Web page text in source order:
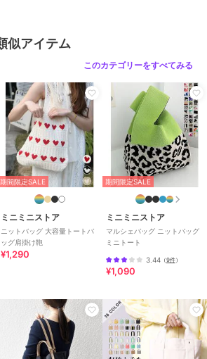
リエステル
商品のお取り扱い方法
中国製
似アイテム
このカテゴリーをすべてみる
期間限定SALE
ミニミニストア
ニットバッグ 大容量トートバ
ッグ肩掛け鞄
¥1,290
期間限定SALE
ミニミニストア
マルシェバッグ ニットバッグ
ミニトート
3.44 （9件）
¥1,090